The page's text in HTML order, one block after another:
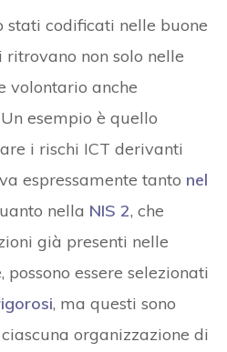
stati codificati nelle buone
ritrovano non solo nelle
volontario anche
esempio è quello
i rischi ICT derivanti
espressamente tanto nel
nella NIS 2, che
già presenti nelle
possono essere selezionati
, ma questi sono
organizzazione di